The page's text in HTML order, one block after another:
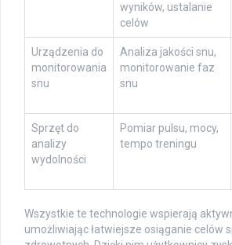
wyników, ustalanie
celów
Urządzenia do
monitorowania
snu
Analiza jakości snu,
monitorowanie faz
snu
Sprzęt do
analizy
wydolności
Pomiar pulsu, mocy,
tempo treningu
Wszystkie te technologie wspierają
umożliwiając łatwiejsze osiąganie celów